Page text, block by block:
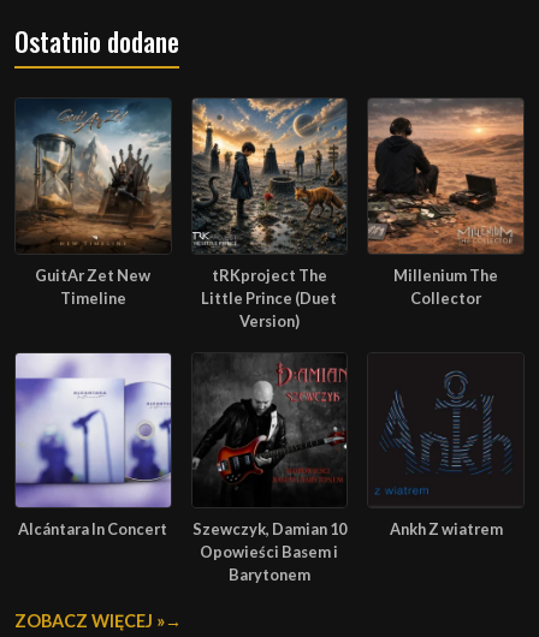
Ostatnio dodane
GuitAr Zet New
Timeline
tRKproject The
Little Prince (Duet
Version)
Millenium The
Collector
Alcántara In Concert
Szewczyk, Damian 10
Opowieści Basem i
Barytonem
Ankh Z wiatrem
ZOBACZ WIĘCEJ »